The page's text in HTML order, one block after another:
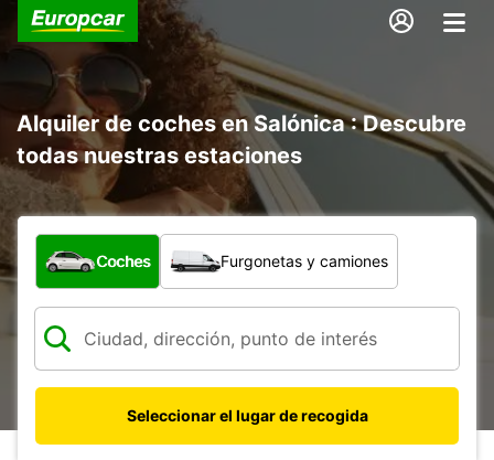
Alquiler de coches en Salónica : Descubre
todas nuestras estaciones
¿Qué tipo de vehículo?
Coches Furgonetas y camiones
Seleccionar el lugar de recogida